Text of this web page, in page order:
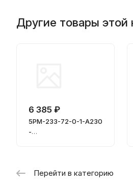
Другие товары этой
6 385 ₽
5РМ-233-72-0-1-А230
-
Перейти в категорию